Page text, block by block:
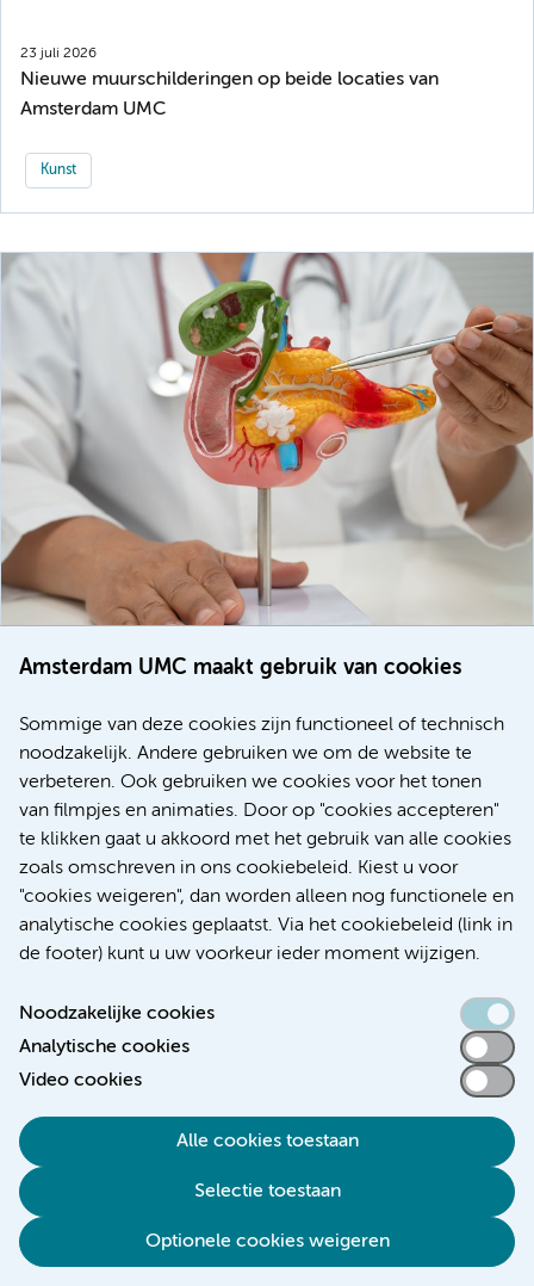
Amsterdam UMC maakt gebruik van cookies
Sommige van deze cookies zijn functioneel of technisch
noodzakelijk. Andere gebruiken we om de website te
verbeteren. Ook gebruiken we cookies voor het tonen
van filmpjes en animaties. Door op "cookies accepteren"
te klikken gaat u akkoord met het gebruik van alle cookies
zoals omschreven in ons cookiebeleid. Kiest u voor
"cookies weigeren", dan worden alleen nog functionele en
analytische cookies geplaatst. Via het cookiebeleid (link in
de footer) kunt u uw voorkeur ieder moment wijzigen.
Noodzakelijke cookies
Analytische cookies
Video cookies
Alle cookies toestaan
Selectie toestaan
Optionele cookies weigeren
23 juli 2026
Nieuwe muurschilderingen op beide locaties van
Amsterdam UMC
Kunst
voor patiënten met alvleesklierkanker verbeteren
Kanker Internationaal
Meer
Toegankelijkheidsverklaring
Algemene privacyverklaring